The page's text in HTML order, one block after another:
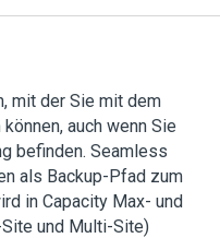
mit der Sie mit dem
auch wenn Sie
befinden. Seamless
als Backup-Pfad zum
in Capacity Max- und
und Multi-Site)